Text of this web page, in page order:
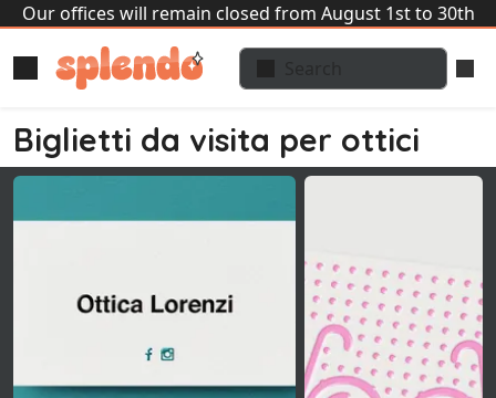
Our offices will remain closed from August 1st to 30th
Biglietti da visita per ottici